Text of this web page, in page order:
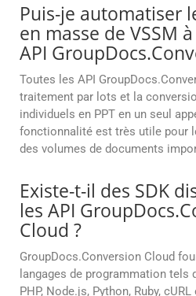
Puis-je automatiser
en masse de VSSM
API
Toutes les API
traitement par lots et la
individuels en PPT en un seul
fonctionnalité est très utile pour
des volumes de documents
Existe-t-il des SDK
les API
Cloud ?
GroupDocs.Conversion Cloud
langages de programmation tels
PHP, Node.js, Python, Ruby,